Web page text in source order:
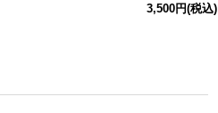
3,500円(税込)